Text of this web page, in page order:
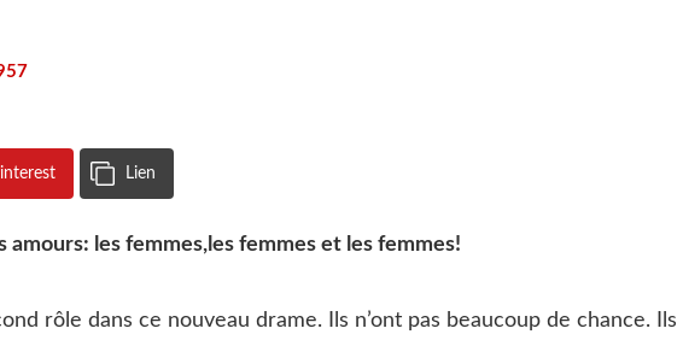
Lien
les femmes,les femmes et les femmes!
rôle dans ce nouveau drame. Ils n’ont pas beaucoup de chance. Ils